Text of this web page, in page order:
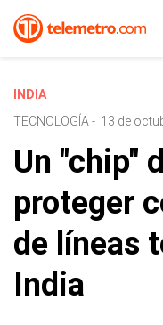
INDIA
TECNOLOGÍA - 13 de
Un "chip"
proteger
de líneas
India